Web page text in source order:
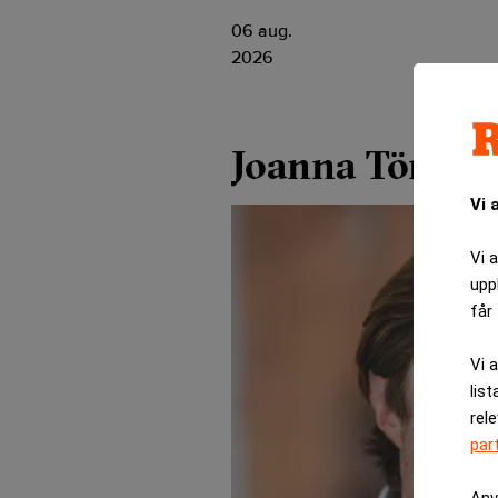
Vi
Vi
får
Vi
06 aug.
2026
Joanna